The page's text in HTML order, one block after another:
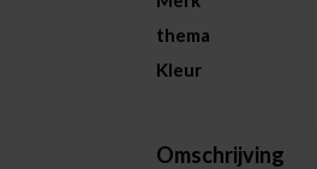
thema
Kleur
Omschrijving